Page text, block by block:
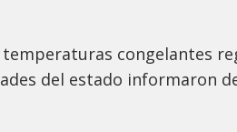
temperaturas congelantes
del estado informaron